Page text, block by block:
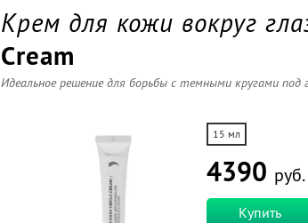
Крем для кожи вокруг
Cream
Идеальное решение для борьбы с темными кругами
15 мл
4390 руб.
Купить